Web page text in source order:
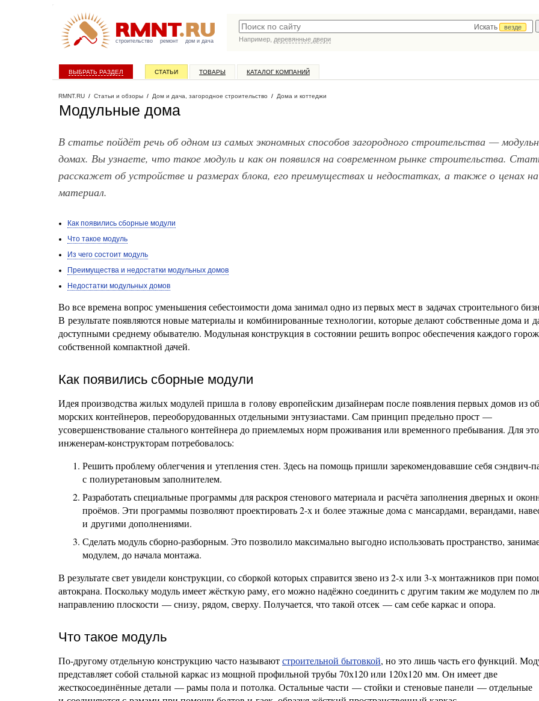
строительство ремонт дом и дача
Искать
везде
Например, деревянные двери
ВЫБРАТЬ РАЗДЕЛ СТАТЬИ ТОВАРЫ КАТАЛОГ КОМПАНИЙ
RMNT.RU / Статьи и обзоры / Дом и дача, загородное строительство / Дома и коттеджи
Модульные дома
В статье пойдёт речь об одном из самых экономных способов загородного строительства —
домах. Вы узнаете, что такое модуль и как он появился на современном рынке строительства.
расскажет об устройстве и размерах блока, его преимуществах и недостатках, а также о ценах на
материал.
Как появились сборные модули
Что такое модуль
Из чего состоит модуль
Преимущества и недостатки модульных домов
Недостатки модульных домов
Во все времена вопрос уменьшения себестоимости дома занимал одно из первых мест в задачах строительного
В результате появляются новые материалы и комбинированные технологии, которые делают собственные дома и
доступными среднему обывателю. Модульная конструкция в состоянии решить вопрос обеспечения каждого
собственной компактной дачей.
Как появились сборные модули
Идея производства жилых модулей пришла в голову европейским дизайнерам после появления первых домов из
морских контейнеров, переоборудованных отдельными энтузиастами. Сам принцип предельно прост —
усовершенствование стального контейнера до приемлемых норм проживания или временного пребывания. Для
инженерам-конструкторам потребовалось:
Решить проблему облегчения и утепления стен. Здесь на помощь пришли зарекомендовавшие себя сэндвич-
с полиуретановым заполнителем.
Разработать специальные программы для раскроя стенового материала и расчёта заполнения дверных и
проёмов. Эти программы позволяют проектировать 2-х и более этажные дома с мансардами, верандами,
и другими дополнениями.
Сделать модуль сборно-разборным. Это позволило максимально выгодно использовать пространство,
модулем, до начала монтажа.
В результате свет увидели конструкции, со сборкой которых справится звено из 2-х или 3-х монтажников при
автокрана. Поскольку модуль имеет жёсткую раму, его можно надёжно соединить с другим таким же модулем по
направлению плоскости — снизу, рядом, сверху. Получается, что такой отсек — сам себе каркас и опора.
Что такое модуль
По-другому отдельную конструкцию часто называютстроительной бытовкой, но это лишь часть его функций.
представляет собой стальной каркас из мощной профильной трубы 70х120 или 120х120 мм. Он имеет две
жесткосоединённые детали — рамы пола и потолка. Остальные части — стойки и стеновые панели — отдельные